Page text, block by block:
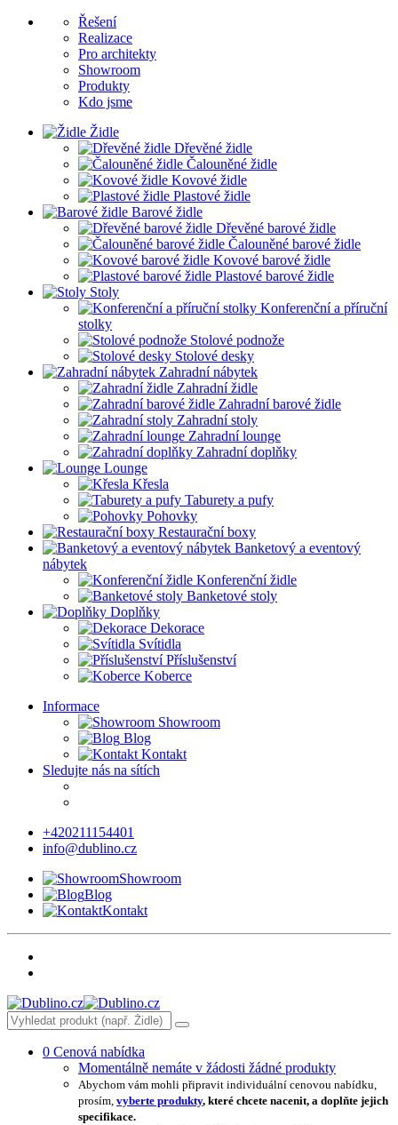
Řešení
Realizace
Pro architekty
Showroom
Produkty
Kdo jsme
Židle
Dřevěné židle
Čalouněné židle
Kovové židle
Plastové židle
Barové židle
Dřevěné barové židle
Čalouněné barové židle
Kovové barové židle
Plastové barové židle
Stoly
Konferenční a příruční
stolky
Stolové podnože
Stolové desky
Zahradní nábytek
Zahradní židle
Zahradní barové židle
Zahradní stoly
Zahradní lounge
Zahradní doplňky
Lounge
Křesla
Taburety a pufy
Pohovky
Restaurační boxy
Banketový a eventový
nábytek
Konferenční židle
Banketové stoly
Doplňky
Dekorace
Svítidla
Příslušenství
Koberce
Informace
Showroom
Blog
Kontakt
Sledujte nás na sítích
+420211154401
info@dublino.cz
Showroom
Blog
Kontakt
0 Cenová nabídka
Momentálně nemáte v žádosti žádné produkty
Abychom vám mohli připravit individuální cenovou nabídku,
prosím, vyberte produkty, které chcete nacenit, a doplňte jejich
specifikace.